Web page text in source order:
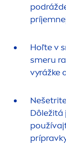
Hoľte v
smeru
vyrážke
Dôležitá